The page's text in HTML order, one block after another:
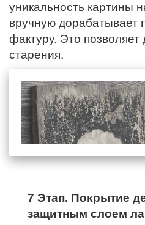
уникальность картины
вручную дорабатывает
фактуру. Это
старения.
7 Этап. Покрытие
защитным слоем